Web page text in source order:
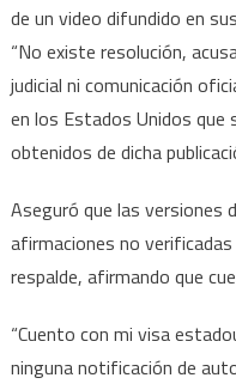
de un video difundido en
“No existe resolución,
judicial ni comunicación
en los Estados Unidos
obtenidos de dicha
Aseguró que las versiones
afirmaciones no
respalde, afirmando que
“Cuento con mi visa
ninguna notificación de